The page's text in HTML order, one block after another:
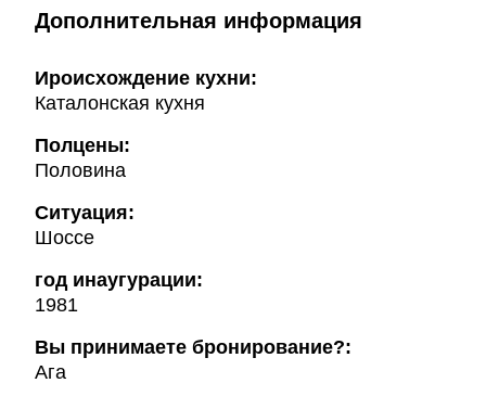
Дополнительная информация
Ироисхождение кухни:
Каталонская кухня
Полцены:
Половина
Ситуация:
Шоссе
год инаугурации:
1981
Вы принимаете бронирование?:
Ага